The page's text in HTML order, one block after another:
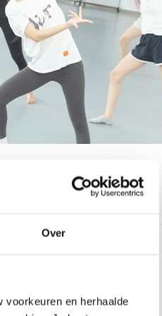
Over
voorkeuren en herhaalde
Toon contactinformatie